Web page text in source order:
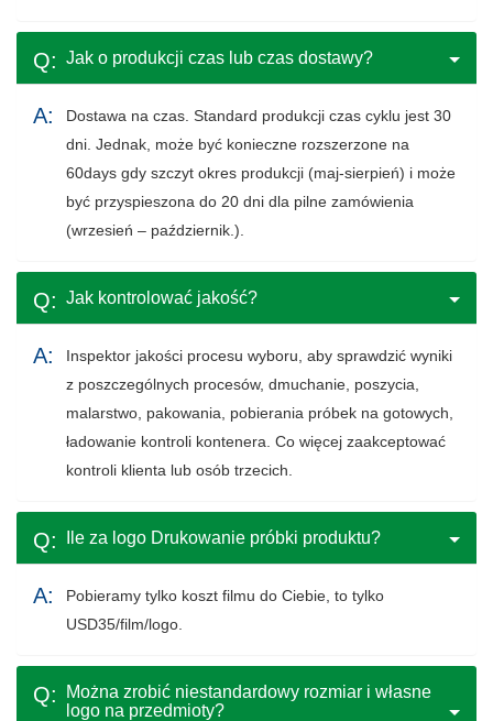
Jak o produkcji czas lub czas dostawy?
Dostawa na czas. Standard produkcji czas cyklu jest 30
dni. Jednak, może być konieczne rozszerzone na
60days gdy szczyt okres produkcji (maj-sierpień) i może
być przyspieszona do 20 dni dla pilne zamówienia
(wrzesień – październik.).
Jak kontrolować jakość?
Inspektor jakości procesu wyboru, aby sprawdzić wyniki
z poszczególnych procesów, dmuchanie, poszycia,
malarstwo, pakowania, pobierania próbek na gotowych,
ładowanie kontroli kontenera. Co więcej zaakceptować
kontroli klienta lub osób trzecich.
Ile za logo Drukowanie próbki produktu?
Pobieramy tylko koszt filmu do Ciebie, to tylko
USD35/film/logo.
Można zrobić niestandardowy rozmiar i własne
logo na przedmioty?